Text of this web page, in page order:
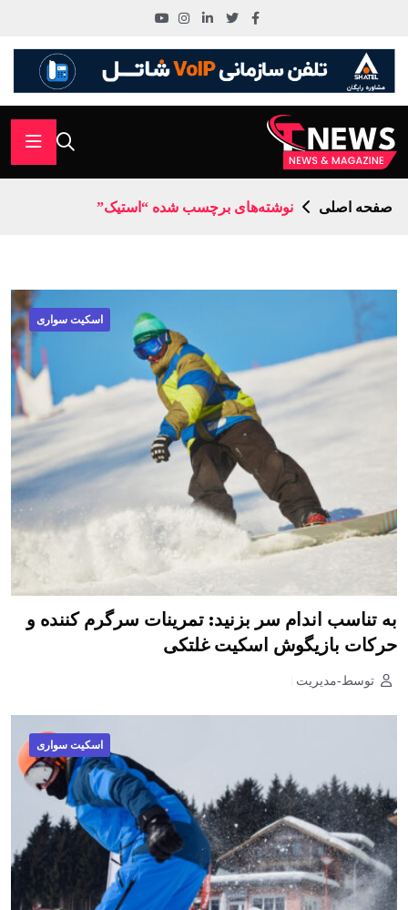
صفحه اصلی نوشته‌های برچسب شده “استیک”
اسکیت سواری
به تناسب اندام سر بزنید: تمرینات سرگرم کننده و
حرکات بازیگوش اسکیت غلتکی
توسط-مدیریت
اسکیت سواری